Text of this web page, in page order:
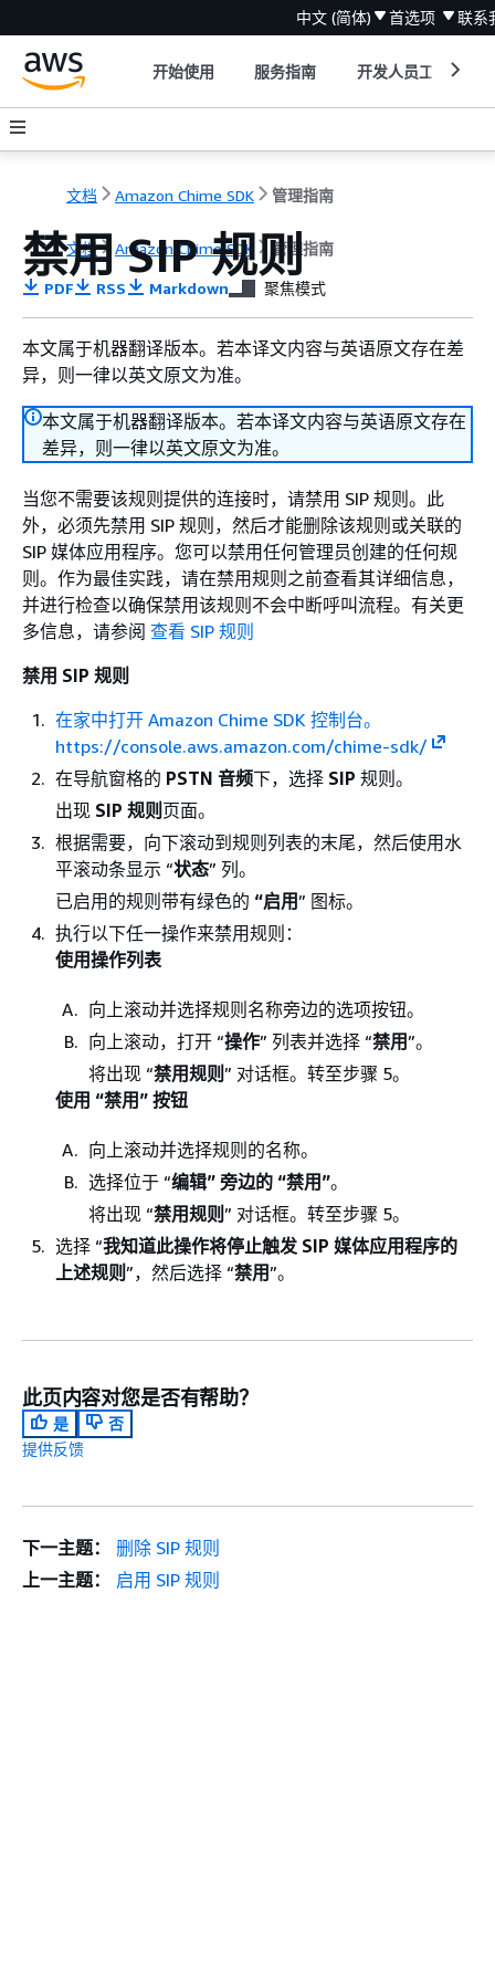
中文 (简体) 首选项 联系
开始使用 服务指南 开发人员工具
文档 Amazon Chime SDK 管理指南
文档 Amazon Chime SDK 管理指南
禁用 SIP 规则
PDF RSS Markdown 聚焦模式
本文属于机器翻译版本。若本译文内容与英语原文存在差
异，则一律以英文原文为准。
本文属于机器翻译版本。若本译文内容与英语原文存在
差异，则一律以英文原文为准。
当您不需要该规则提供的连接时，请禁用 SIP 规则。此
外，必须先禁用 SIP 规则，然后才能删除该规则或关联的
SIP 媒体应用程序。您可以禁用任何管理员创建的任何规
则。作为最佳实践，请在禁用规则之前查看其详细信息，
并进行检查以确保禁用该规则不会中断呼叫流程。有关更
多信息，请参阅 查看 SIP 规则
禁用 SIP 规则
在家中打开 Amazon Chime SDK 控制台。
https://console.aws.amazon.com/chime-sdk/
在导航窗格的 PSTN 音频下，选择 SIP 规则。
出现 SIP 规则 页面。
根据需要，向下滚动到规则列表的末尾，然后使用水
平滚动条显示 “状态” 列。
已启用的规则带有绿色的 “启用” 图标。
执行以下任一操作来禁用规则：
使用操作列表
向上滚动并选择规则名称旁边的选项按钮。
向上滚动，打开 “操作” 列表并选择 “禁用”。
将出现 “禁用规则” 对话框。转至步骤 5。
使用 “禁用” 按钮
向上滚动并选择规则的名称。
选择位于 “编辑” 旁边的 “禁用 ”。
将出现 “禁用规则” 对话框。转至步骤 5。
选择 “我知道此操作将停止触发 SIP 媒体应用程序的
上述规则”，然后选择 “禁用”。
此页内容对您是否有帮助？
是
否
提供反馈
下一主题：
删除 SIP 规则
上一主题：
启用 SIP 规则